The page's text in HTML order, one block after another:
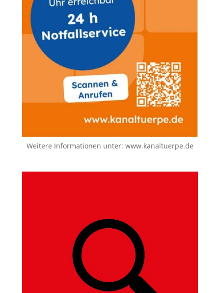
Weitere Informationen unter: www.kanaltuerpe.de